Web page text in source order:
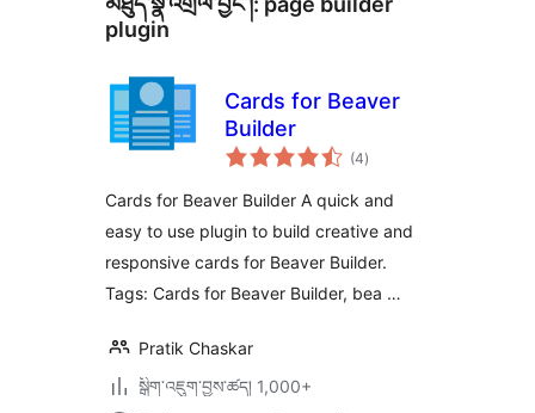
plugin
Cards for Beaver
Builder
(4གདེང་
འཇོག་
ཚང་།
)
Cards for Beaver Builder A quick and
easy to use plugin to build creative and
responsive cards for Beaver Builder.
Tags: Cards for Beaver Builder, bea …
Pratik Chaskar
སྒྲིག་འཇུག་བྱས་ཚད། 1,000+